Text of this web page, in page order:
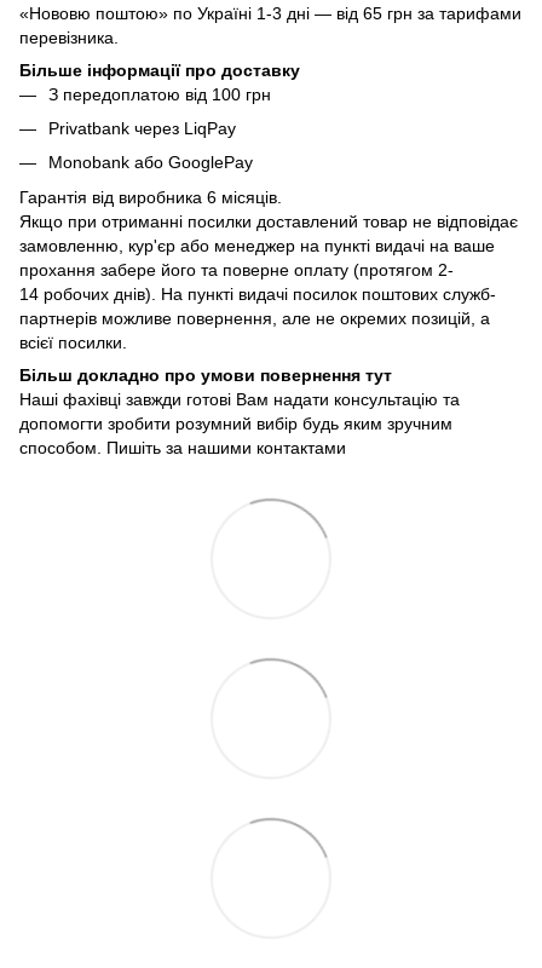
«Нововю поштою» по Україні 1-3 дні — від 65 грн за тарифами
перевізника.
Більше інформації про доставку
З передоплатою від 100 грн
Privatbank через LiqPay
Monobank або GooglePay
Гарантія від виробника 6 місяців.
Якщо при отриманні посилки доставлений товар не відповідає
замовленню, кур'єр або менеджер на пункті видачі на ваше
прохання забере його та поверне оплату (протягом 2-
14 робочих днів). На пункті видачі посилок поштових служб-
партнерів можливе повернення, але не окремих позицій, а
всієї посилки.
Більш докладно про умови повернення тут
Наші фахівці завжди готові Вам надати консультацію та
допомогти зробити розумний вибір будь яким зручним
способом. Пишіть за нашими контактами